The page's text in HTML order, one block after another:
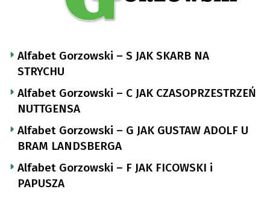
Alfabet Gorzowski – S JAK SKARB NA
STRYCHU
Alfabet Gorzowski – C JAK CZASOPRZESTRZEŃ
NUTTGENSA
Alfabet Gorzowski – G JAK GUSTAW ADOLF U
BRAM LANDSBERGA
Alfabet Gorzowski – F JAK FICOWSKI i
PAPUSZA